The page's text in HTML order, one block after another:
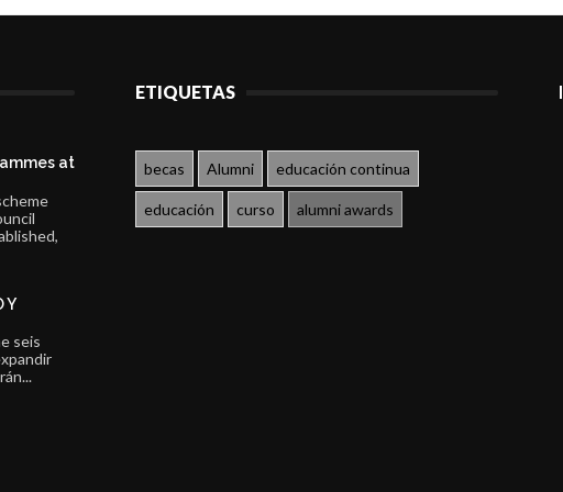
at
Y
seis
ETIQUETAS
becas Alumni educación continua
educación curso alumni awards